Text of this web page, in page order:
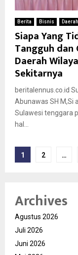
Berita Bisnis Daerah
Siapa Yang
Tangguh dan
Daerah
Sekitarnya
beritalennus.co.id
Abunawas SH M,Si
Sulawesi tenggara
hal...
Paginasi
1 2 …
Archives
Agustus 2026
Juli 2026
Juni 2026